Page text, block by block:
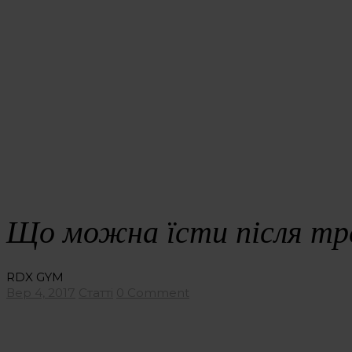
Що можна їсти після
RDX GYM